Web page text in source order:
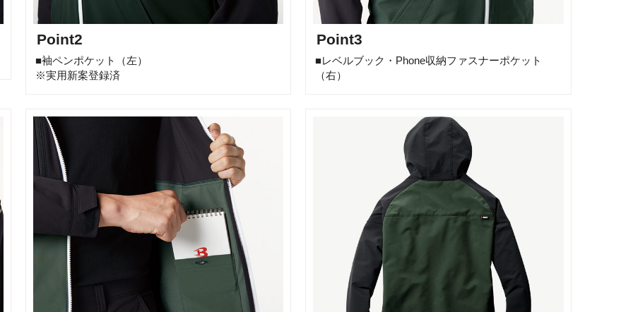
Point2
■袖ペンポケット（左）
※実用新案登録済
Point3
■レベルブック・Phone収納ファスナーポケット
（右）